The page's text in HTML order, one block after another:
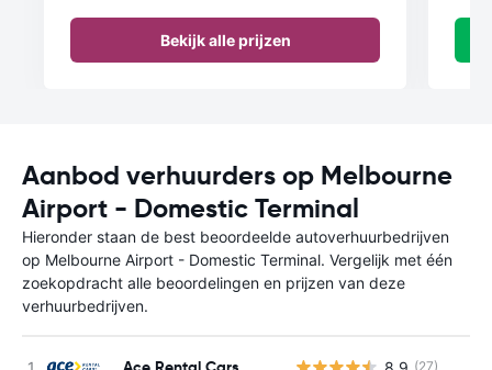
Bekijk alle prijzen
Aanbod verhuurders op Melbourne
Airport - Domestic Terminal
Hieronder staan de best beoordeelde autoverhuurbedrijven
op Melbourne Airport - Domestic Terminal. Vergelijk met één
zoekopdracht alle beoordelingen en prijzen van deze
verhuurbedrijven.
(27)